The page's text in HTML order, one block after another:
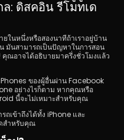
: ดิสคอิน รีโมทเด
ในหนึ่งหรือสองนาทีถ้าเราอยู่บ้าน
มันสามารถเป็นปัญหาในการสอน
ณอาจได้อธิบายมาครึ่งชั่วโมงแล้ว
ของผู้อื่นผ่าน Facebook
อย่างไรก็ตาม หากคุณหรือ
นี้จะไม่เหมาะสำหรับคุณ
เข้าถึงได้ทั้ง iPhone และ
สำหรับคุณ